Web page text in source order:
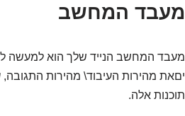
מעבד המחשב
יםאת מהירות העיבוד\ מהירות
תוכנות אלה.